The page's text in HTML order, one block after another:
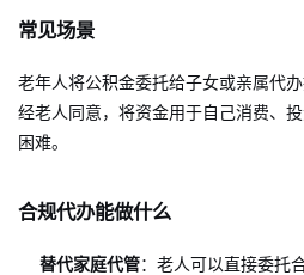
常见场景
老年人将公积金委托给子女或亲属代
经老人同意，将资金用于自己消费、
困难。
合规代办能做什么
替代家庭代管：老人可以直接委托